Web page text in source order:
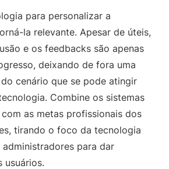
para personalizar a
la relevante. Apesar de úteis,
e os feedbacks são apenas
deixando de fora uma
cenário que se pode atingir
Combine os sistemas
as metas profissionais dos
tirando o foco da tecnologia
para dar
usuários.